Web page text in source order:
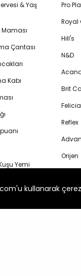
& Yaş
Çantası
Kabı
Yemi
Pro
Royal
Hill's
N&D
Brit
Felicia
Reflex
Orijen
Me-O
kullanarak